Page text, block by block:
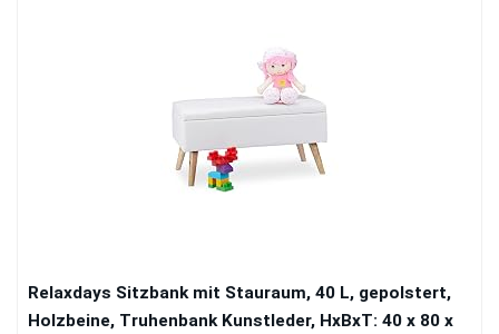
Relaxdays Sitzbank mit Stauraum, 40 L, gepolstert,
Holzbeine, Truhenbank Kunstleder, HxBxT: 40 x 80 x